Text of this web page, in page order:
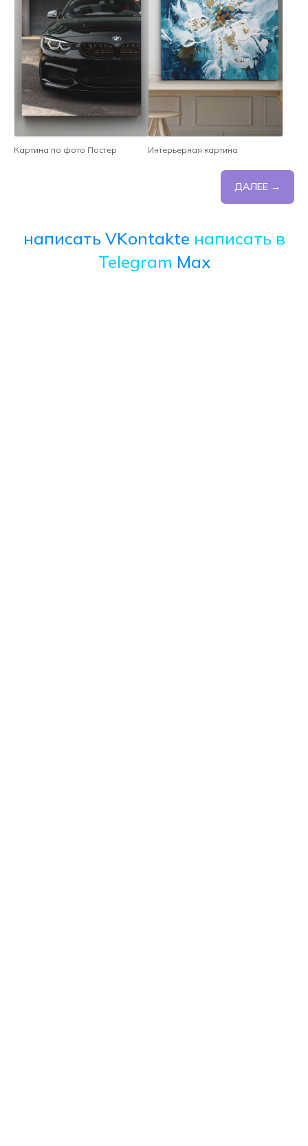
Картина по фото Постер Интерьерная картина
ДАЛЕЕ →
написать VKontakte написать в
Telegram Max